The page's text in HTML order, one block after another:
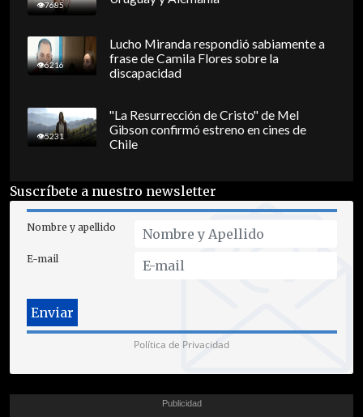
7685
6216
Lucho Miranda respondió sabiamente a
frase de Camila Flores sobre la
discapacidad
5231
"La Resurrección de Cristo" de Mel
Gibson confirmó estreno en cines de
Chile
Suscríbete a nuestro newsletter
Nombre y apellido
E-mail
Política de Privacidad